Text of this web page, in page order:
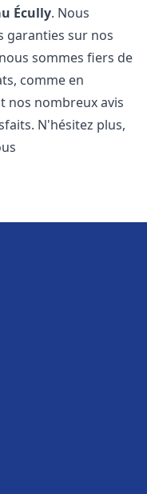
Écully. Nous
garanties sur nos
sommes fiers de
comme en
nos nombreux avis
N'hésitez plus,